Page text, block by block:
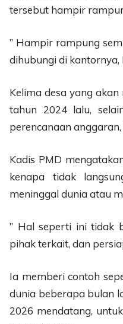
tersebut hampir
” Hampir rampung
dihubungi di kantornya,
Kelima desa yang
tahun 2024 lalu,
perencanaan
Kadis PMD
kenapa tidak
meninggal dunia atau
” Hal seperti ini tidak
pihak terkait, dan
Ia memberi contoh
dunia beberapa bulan
2026 mendatang,